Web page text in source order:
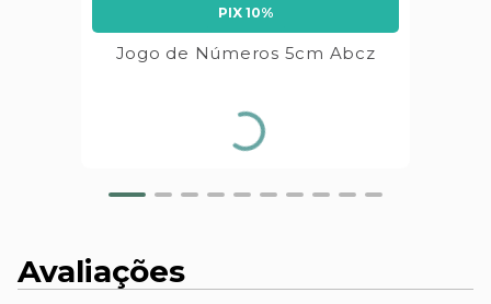
PIX 10%
Jogo de Números 5cm Abcz
Avaliações